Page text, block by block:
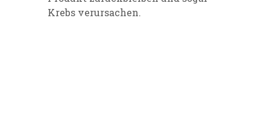
Krebs verursachen.